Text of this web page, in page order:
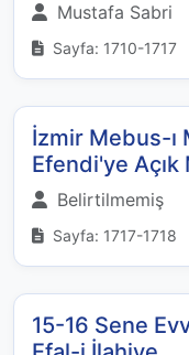
Mustafa Sabri
Sayfa: 1710-1717
İzmir Mebus-ı
Efendi'ye Açık
Belirtilmemiş
Sayfa: 1717-1718
15-16 Sene